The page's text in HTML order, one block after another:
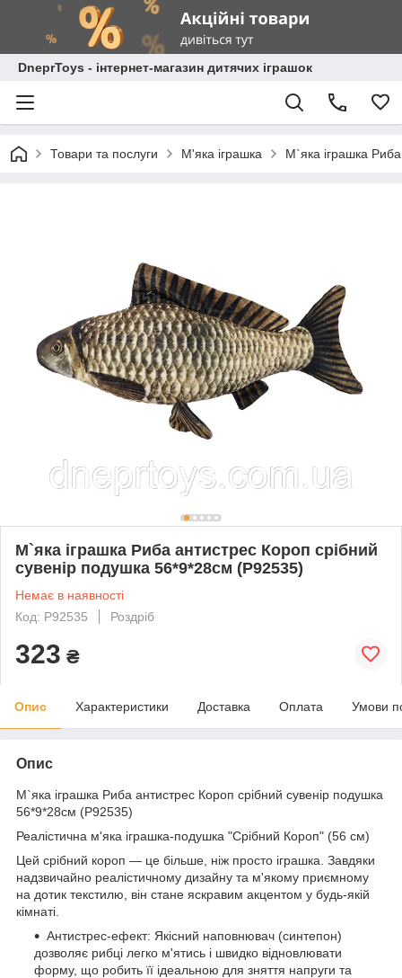
DneprToys - інтернет-магазин дитячих іграшок
Товари та послуги М'яка іграшка М`яка іграшка
М`яка іграшка Риба антистрес Короп срібний
сувенір подушка 56*9*28см (Р92535)
Немає в наявності
Код: Р92535
Роздріб
323 ₴
Опис Характеристики Доставка Оплата Умови
Опис
М`яка іграшка Риба антистрес Короп срібний сувенір подушка
56*9*28см (Р92535)
Реалістична м'яка іграшка-подушка "Срібний Короп" (56 см)
Цей срібний короп — це більше, ніж просто іграшка. Завдяки
надзвичайно реалістичному дизайну та м'якому приємному
на дотик текстилю, він стане яскравим акцентом у будь-якій
кімнаті.
Антистрес-ефект: Якісний наповнювач (синтепон)
дозволяє рибці легко м'ятись і швидко відновлювати
форму, що робить її ідеальною для зняття напруги та